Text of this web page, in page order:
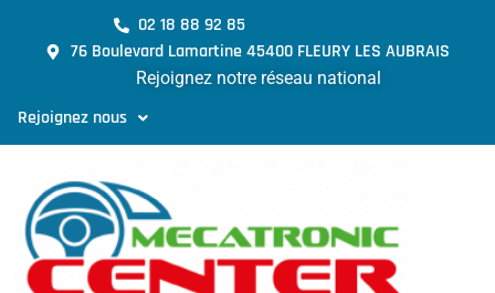
02 18 88 92 85
76 Boulevard Lamartine 45400 FLEURY LES AUBRAIS
Rejoignez notre réseau national
Rejoignez nous